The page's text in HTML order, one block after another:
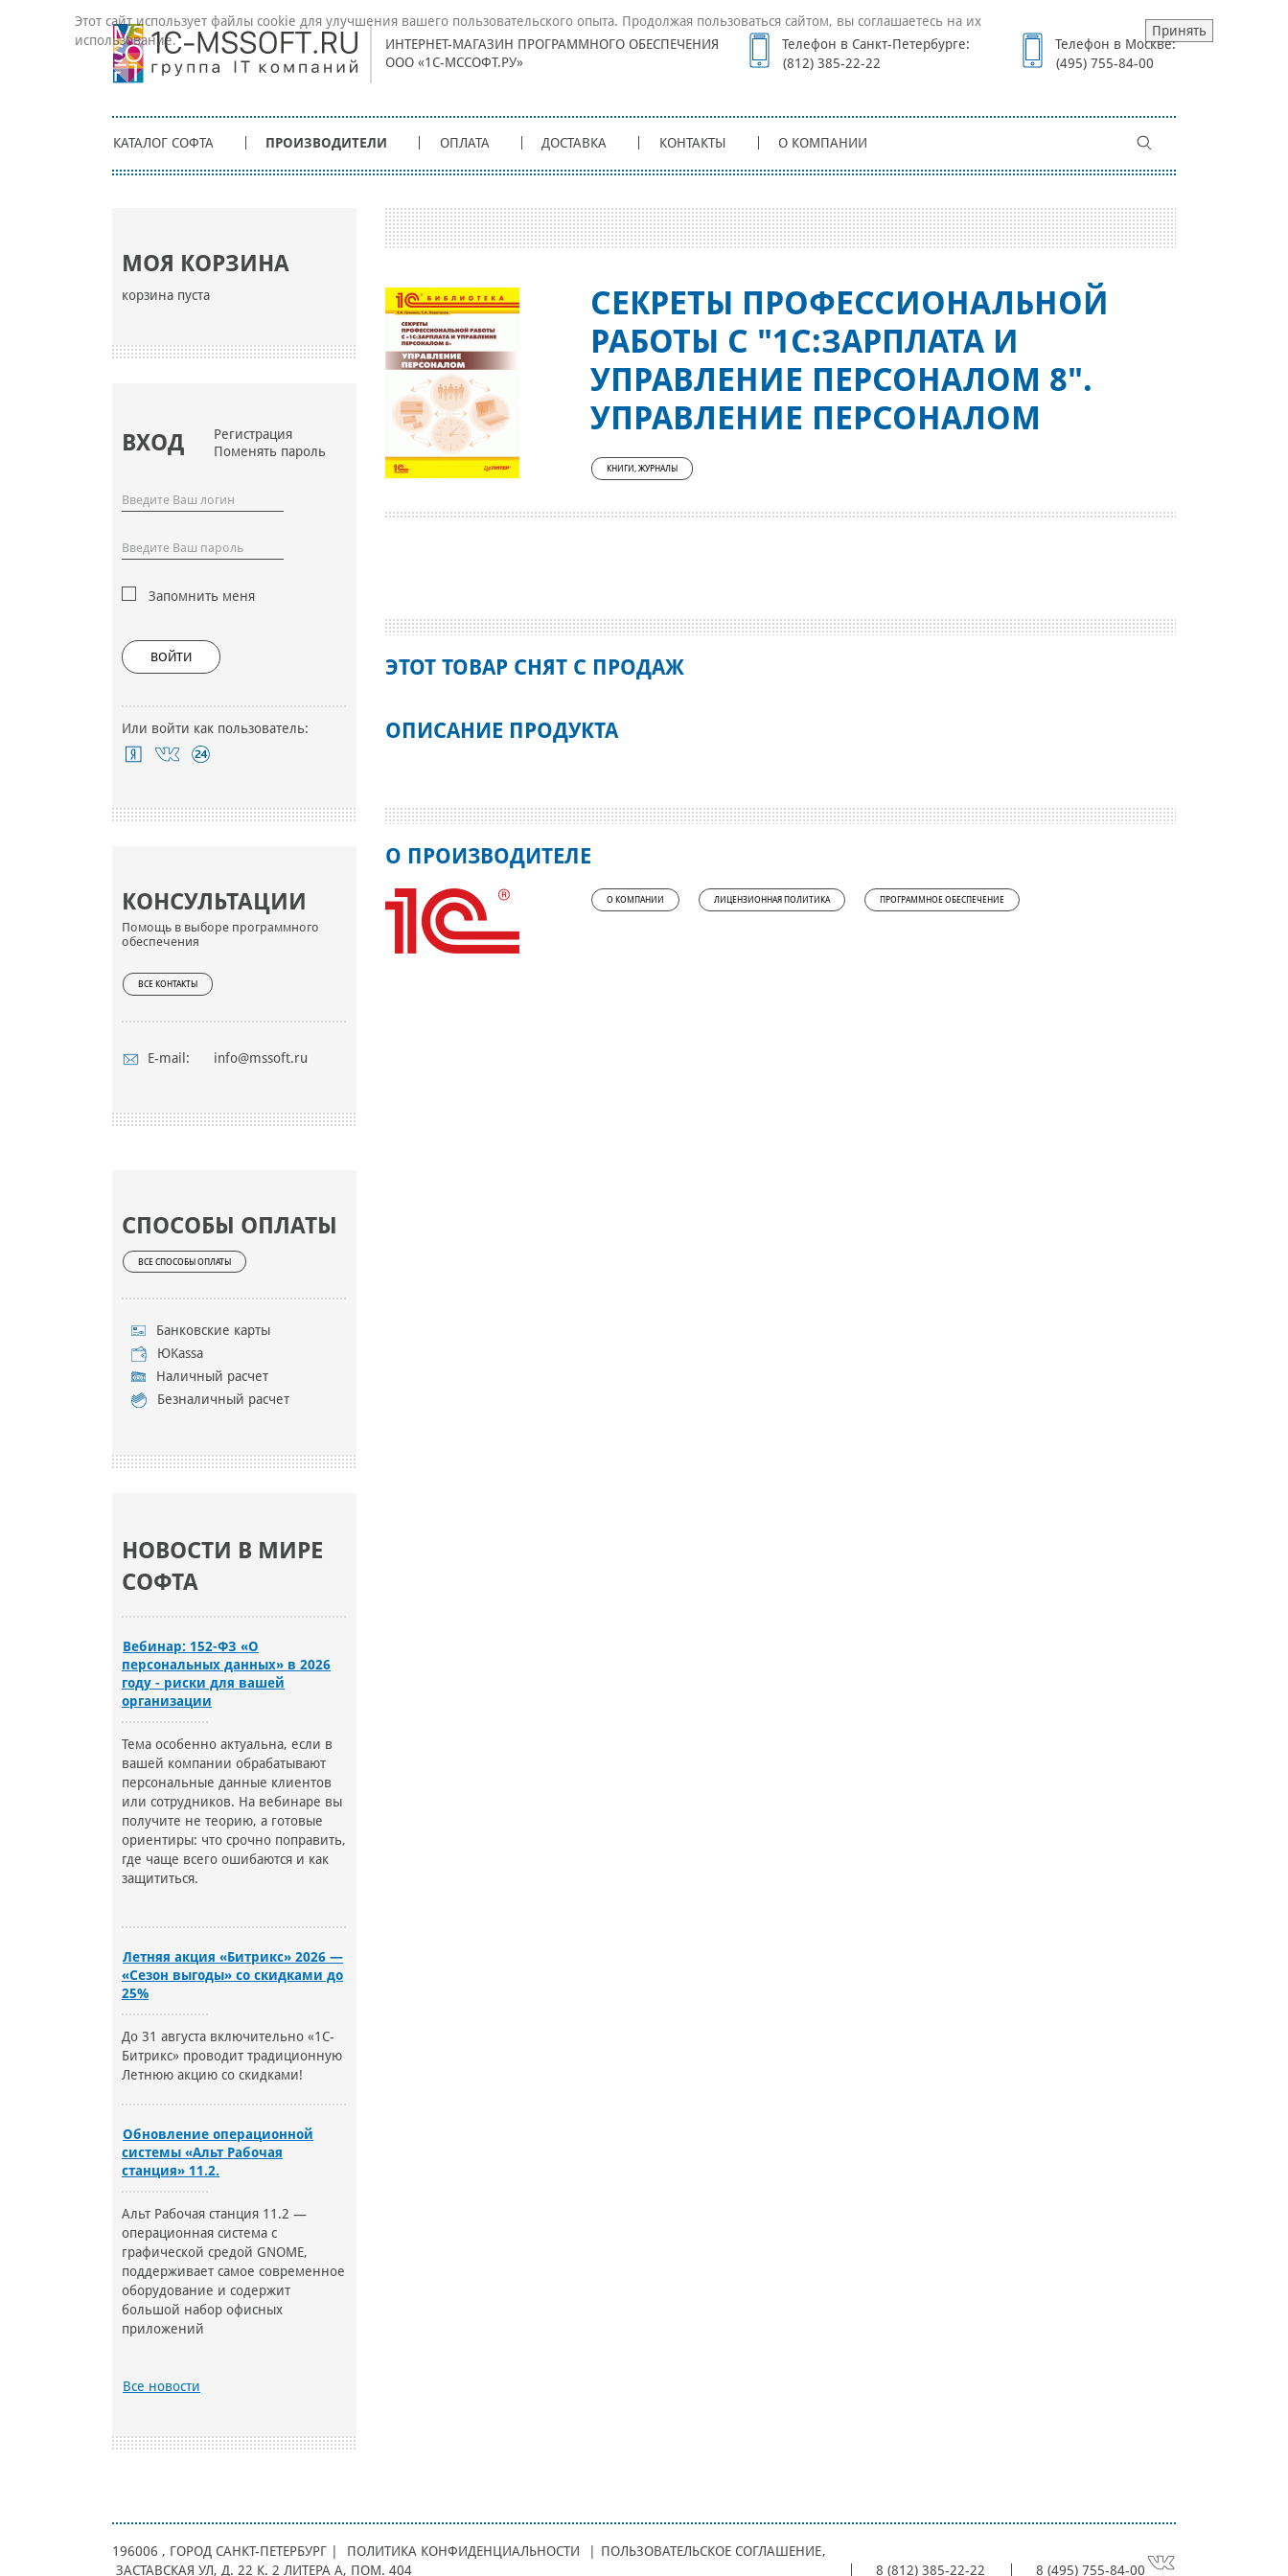
ИНТЕРНЕТ-МАГАЗИН ПРОГРАММНОГО ОБЕСПЕЧЕНИЯ
ООО «1С-МССОФТ.РУ»
Телефон в Санкт-Петербурге:
(812) 385-22-22
Телефон в Москве:
(495) 755-84-00
КАТАЛОГ СОФТА ПРОИЗВОДИТЕЛИ ОПЛАТА ДОСТАВКА КОНТАКТЫ О КОМПАНИИ
МОЯ КОРЗИНА
корзина пуста
ВХОД
Регистрация
Поменять пароль
Запомнить меня
ВОЙТИ
Или войти как пользователь:
КОНСУЛЬТАЦИИ
Помощь в выборе программного
обеспечения
ВСЕ КОНТАКТЫ
E-mail: info@mssoft.ru
СПОСОБЫ ОПЛАТЫ
ВСЕ СПОСОБЫ ОПЛАТЫ
Банковские карты
ЮKassa
Наличный расчет
Безналичный расчет
НОВОСТИ В МИРЕ
СОФТА
Вебинар: 152-ФЗ «О
персональных данных» в 2026
году - риски для вашей
организации
Тема особенно актуальна, если в
вашей компании обрабатывают
персональные данные клиентов
или сотрудников. На вебинаре вы
получите не теорию, а готовые
ориентиры: что срочно поправить,
где чаще всего ошибаются и как
защититься.
Летняя акция «Битрикс» 2026 —
«Сезон выгоды» со скидками до
25%
До 31 августа включительно «1С-
Битрикс» проводит традиционную
Летнюю акцию со скидками!
Обновление операционной
системы «Альт Рабочая
станция» 11.2.
Альт Рабочая станция 11.2 —
операционная система с
графической средой GNOME,
поддерживает самое современное
оборудование и содержит
большой набор офисных
приложений
Все новости
СЕКРЕТЫ ПРОФЕССИОНАЛЬНОЙ
РАБОТЫ С "1С:ЗАРПЛАТА И
УПРАВЛЕНИЕ ПЕРСОНАЛОМ 8".
УПРАВЛЕНИЕ ПЕРСОНАЛОМ
КНИГИ, ЖУРНАЛЫ
ЭТОТ ТОВАР СНЯТ С ПРОДАЖ
ОПИСАНИЕ ПРОДУКТА
О ПРОИЗВОДИТЕЛЕ
О КОМПАНИИ ЛИЦЕНЗИОННАЯ ПОЛИТИКА ПРОГРАММНОЕ ОБЕСПЕЧЕНИЕ
196006 , ГОРОД САНКТ-ПЕТЕРБУРГ | ПОЛИТИКА КОНФИДЕНЦИАЛЬНОСТИ ПОЛЬЗОВАТЕЛЬСКОЕ СОГЛАШЕНИЕ,
ЗАСТАВСКАЯ УЛ, Д. 22 К. 2 ЛИТЕРА А, ПОМ. 404
8 (812) 385-22-22 8 (495) 755-84-00
Этот сайт использует файлы cookie для улучшения вашего пользовательского опыта. Продолжая пользоваться сайтом, вы соглашаетесь на их
использование.
Принять